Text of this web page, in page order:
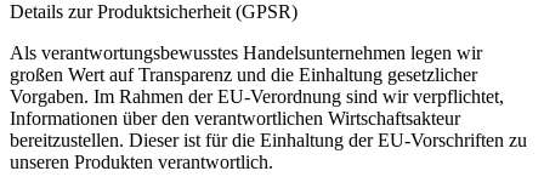
Details zur Produktsicherheit (GPSR)
Als verantwortungsbewusstes Handelsunternehmen legen wir
großen Wert auf Transparenz und die Einhaltung gesetzlicher
Vorgaben. Im Rahmen der EU-Verordnung sind wir verpflichtet,
Informationen über den verantwortlichen Wirtschaftsakteur
bereitzustellen. Dieser ist für die Einhaltung der EU-Vorschriften zu
unseren Produkten verantwortlich.